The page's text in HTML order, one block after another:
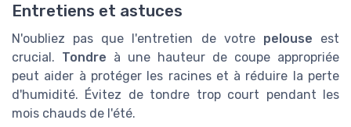
Entretiens et astuces
N'oubliez pas que l'entretien de votre pelouse est
crucial. Tondre à une hauteur de coupe appropriée
peut aider à protéger les racines et à réduire la perte
d'humidité. Évitez de tondre trop court pendant les
mois chauds de l'été.